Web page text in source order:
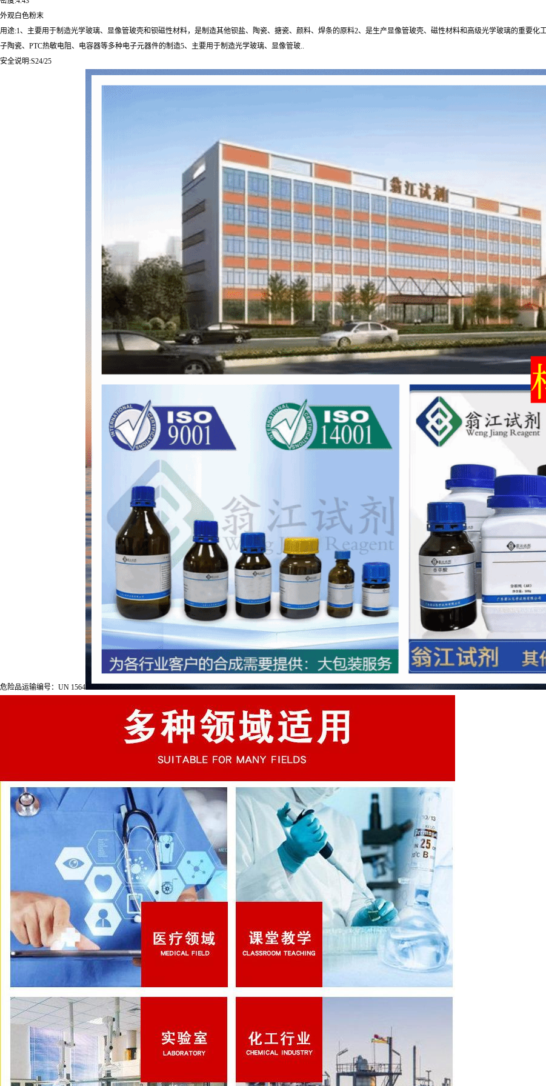
外观白色粉末
用途:1、主要用于制造光学玻璃、显像管玻壳和钡磁性材料，是制造其他钡盐、陶瓷、搪瓷、颜料、焊条的原料2、是生产显像管玻壳、磁性材料和高级光学玻璃的重要
子陶瓷、PTC热敏电阻、电容器等多种电子元器件的制造5、主要用于制造光学玻璃、显像管玻..
安全说明:S24/25
危险品运输编号：UN 1564